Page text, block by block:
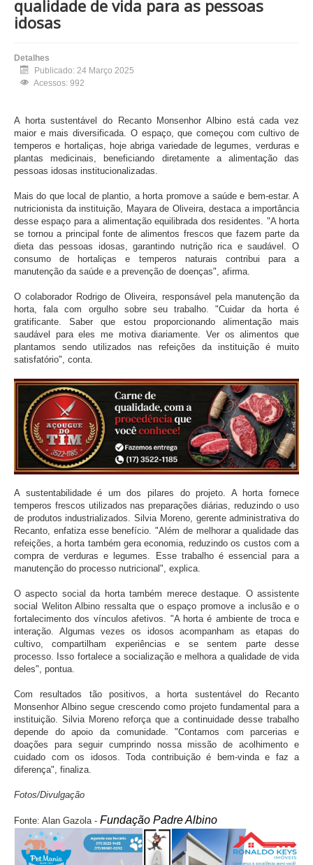
qualidade de vida para as pessoas
idosas
Detalhes
Publicado: 24 Março 2025
Acessos: 992
A horta sustentável do Recanto Monsenhor Albino está cada vez
maior e mais diversificada. O espaço, que começou com cultivo de
temperos e hortaliças, hoje abriga variedade de legumes, verduras e
plantas medicinais, beneficiando diretamente a alimentação das
pessoas idosas institucionalizadas.
Mais do que local de plantio, a horta promove a saúde e bem-estar. A
nutricionista da instituição, Mayara de Oliveira, destaca a importância
desse espaço para a alimentação equilibrada dos residentes. "A horta
se tornou a principal fonte de alimentos frescos que fazem parte da
dieta das pessoas idosas, garantindo nutrição rica e saudável. O
consumo de hortaliças e temperos naturais contribui para a
manutenção da saúde e a prevenção de doenças", afirma.
O colaborador Rodrigo de Oliveira, responsável pela manutenção da
horta, fala com orgulho sobre seu trabalho. "Cuidar da horta é
gratificante. Saber que estou proporcionando alimentação mais
saudável para eles me motiva diariamente. Ver os alimentos que
plantamos sendo utilizados nas refeições da instituição é muito
satisfatório", conta.
A sustentabilidade é um dos pilares do projeto. A horta fornece
temperos frescos utilizados nas preparações diárias, reduzindo o uso
de produtos industrializados. Silvia Moreno, gerente administrativa do
Recanto, enfatiza esse benefício. "Além de melhorar a qualidade das
refeições, a horta também gera economia, reduzindo os custos com a
compra de verduras e legumes. Esse trabalho é essencial para a
manutenção do processo nutricional", explica.
O aspecto social da horta também merece destaque. O assistente
social Weliton Albino ressalta que o espaço promove a inclusão e o
fortalecimento dos vínculos afetivos. "A horta é ambiente de troca e
interação. Algumas vezes os idosos acompanham as etapas do
cultivo, compartilham experiências e se sentem parte desse
processo. Isso fortalece a socialização e melhora a qualidade de vida
deles", pontua.
Com resultados tão positivos, a horta sustentável do Recanto
Monsenhor Albino segue crescendo como projeto fundamental para a
instituição. Silvia Moreno reforça que a continuidade desse trabalho
depende do apoio da comunidade. "Contamos com parcerias e
doações para seguir cumprindo nossa missão de acolhimento e
cuidado com os idosos. Toda contribuição é bem-vinda e faz a
diferença", finaliza.
Fotos/Divulgação
Fonte: Alan Gazola - Fundação Padre Albino